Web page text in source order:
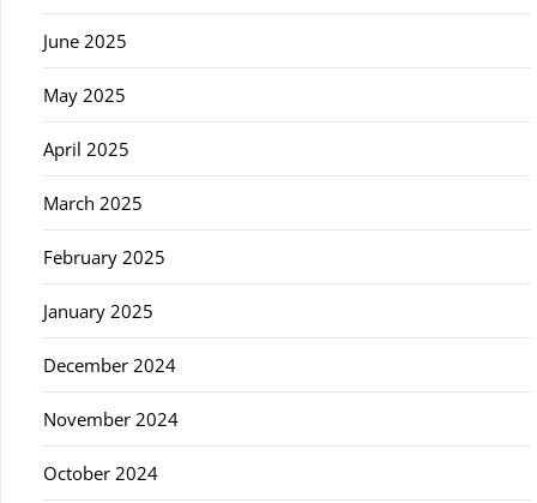
June 2025
May 2025
April 2025
March 2025
February 2025
January 2025
December 2024
November 2024
October 2024